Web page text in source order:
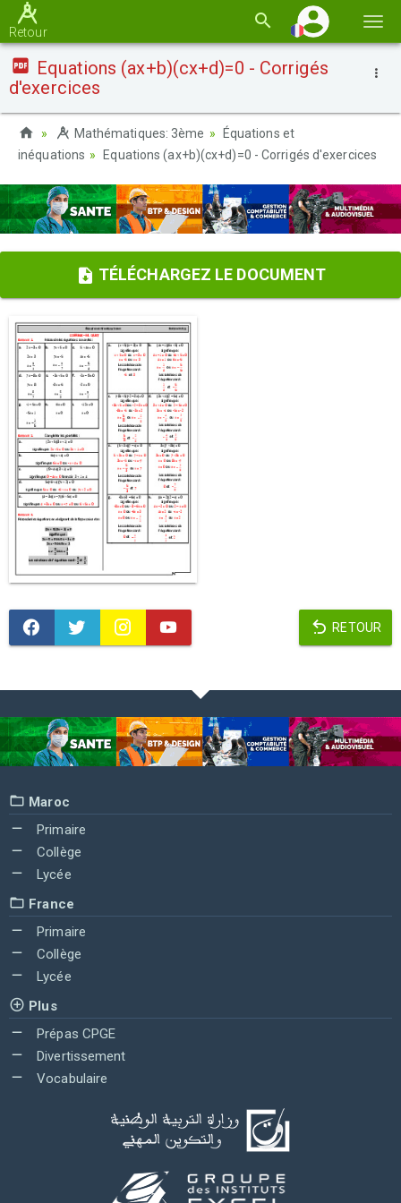
la
Retour
Equations (ax+b)(cx+d)=0 - Corrigés
d'exercices
Mathématiques: 3ème
Équations et
inéquations
Equations (ax+b)(cx+d)=0 - Corrigés d'exercices
TÉLÉCHARGEZ LE DOCUMENT
RETOUR
Maroc
Primaire
Collège
Lycée
France
Primaire
Collège
Lycée
Plus
Prépas CPGE
Divertissement
Vocabulaire